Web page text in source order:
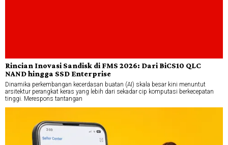
Rincian Inovasi Sandisk di FMS 2026: Dari BiCS10 QLC
NAND hingga SSD Enterprise
Dinamika perkembangan kecerdasan buatan (AI) skala besar kini menuntut
arsitektur perangkat keras yang lebih dari sekadar cip komputasi berkecepatan
tinggi. Merespons tantangan